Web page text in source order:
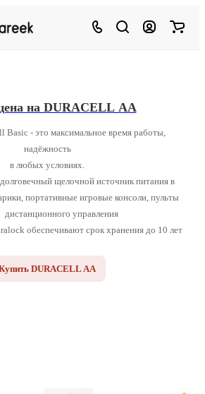
на DURACELL АА
Basic - это максимальное время работы,
надёжность
в любых условиях.
щелочной источник питания в
портативные игровые консоли, пульты
дистанционного управления
обеспечивают срок хранения до 10 лет
DURACELL АА